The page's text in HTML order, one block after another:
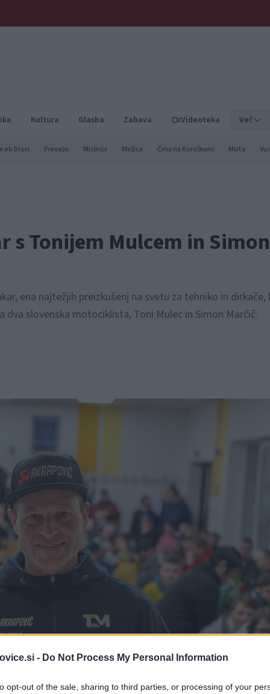
- Do Not Process My Personal Information
opt-out of the sale, sharing to third parties, or processing of your
Kultura Glasba Zabava Videoteka Več
ob Dravi Prevalje Mislinja Mežica Črna na Koroškem Muta
s Tonijem Mulcem in
ena najtežjih preizkušenj na svetu za tehniko in dirkače,
slovenska motociklista, Toni Mulec in Simon Marčič.